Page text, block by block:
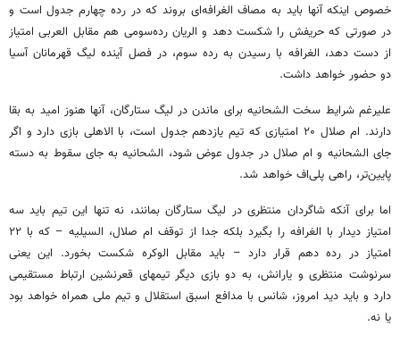
خصوص اینکه آنها باید به مصاف الغرافه‌ای بروند که در رده چهارم جدول است و
در صورتی که حریفش را شکست دهد و الریان رده‌سومی هم مقابل العربی امتیاز
از دست دهد، الغرافه با رسیدن به رده سوم، در فصل آینده لیگ قهرمانان آسیا
دو حضور خواهد داشت.
علیرغم شرایط سخت الشحانیه برای ماندن در لیگ ستارگان، آنها هنوز امید به بقا
دارند. ام صلال ۲۰ امتیازی که تیم یازدهم جدول است، با الاهلی بازی دارد و اگر
جای الشحانیه و ام صلال در جدول عوض شود، الشحانیه به جای سقوط به دسته
پایین‌تر، راهی پلی‌اف خواهد شد.
اما برای آنکه شاگردان منتظری در لیگ ستارگان بمانند، نه تنها این تیم باید سه
امتیاز دیدار با الغرافه را بگیرد بلکه جدا از توقف ام صلال، السیلیه – که با ۲۲
امتیاز در رده دهم قرار دارد – باید مقابل الوکره شکست بخورد. این یعنی
سرنوشت منتظری و یارانش، به دو بازی دیگر تیمهای قعرنشین ارتباط مستقیمی
دارد و باید دید امروز، شانس با مدافع اسبق استقلال و تیم ملی همراه خواهد بود
یا نه.